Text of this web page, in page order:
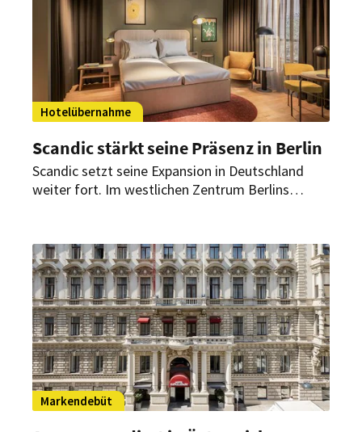
Hotelübernahme
Scandic stärkt seine Präsenz in Berlin
Scandic setzt seine Expansion in Deutschland
weiter fort. Im westlichen Zentrum Berlins
nicht das erste Haus der Gruppe in der
Hauptstadt.
Markendebüt